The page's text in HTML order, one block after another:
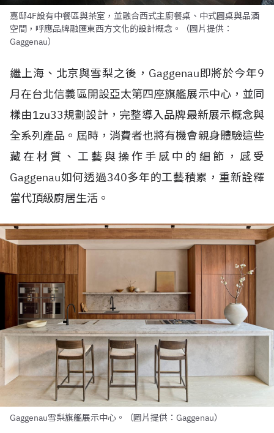
嘉邸4F設有中餐區與茶室，並融合西式主廚餐桌、中式圓桌與品酒
空間，呼應品牌融匯東西方文化的設計概念。（圖片提供：
Gaggenau）
繼上海、北京與雪梨之後，Gaggenau即將於今年9
月在台北信義區開設亞太第四座旗艦展示中心，並同
樣由1zu33規劃設計，完整導入品牌最新展示概念與
全系列產品。屆時，消費者也將有機會親身體驗這些
藏在材質、工藝與操作手感中的細節，感受
Gaggenau如何透過340多年的工藝積累，重新詮釋
當代頂級廚居生活。
Gaggenau雪梨旗艦展示中心。（圖片提供：Gaggenau）